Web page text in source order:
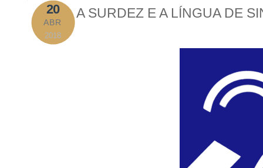
20
ABR
2018
A SURDEZ E A LÍNGUA DE